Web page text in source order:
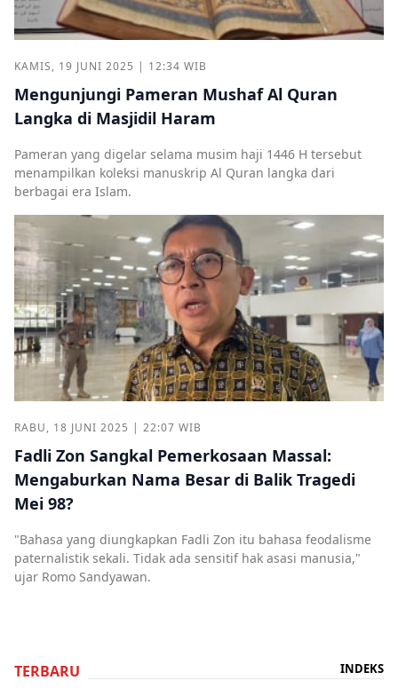
KAMIS, 19 JUNI 2025 | 12:34 WIB
Mengunjungi Pameran Mushaf Al Quran
Langka di Masjidil Haram
Pameran yang digelar selama musim haji 1446 H tersebut
menampilkan koleksi manuskrip Al Quran langka dari
berbagai era Islam.
RABU, 18 JUNI 2025 | 22:07 WIB
Fadli Zon Sangkal Pemerkosaan Massal:
Mengaburkan Nama Besar di Balik Tragedi
Mei 98?
"Bahasa yang diungkapkan Fadli Zon itu bahasa feodalisme
paternalistik sekali. Tidak ada sensitif hak asasi manusia,"
ujar Romo Sandyawan.
TERBARU INDEKS